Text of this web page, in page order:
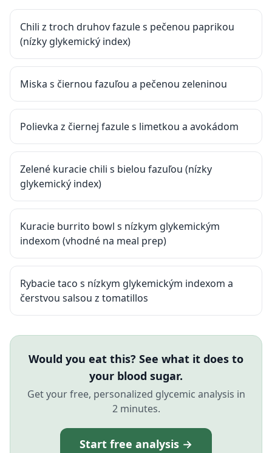
Chili z troch druhov fazule s pečenou paprikou
(nízky glykemický index)
Miska s čiernou fazuľou a pečenou zeleninou
Polievka z čiernej fazule s limetkou a avokádom
Zelené kuracie chili s bielou fazuľou (nízky
glykemický index)
Kuracie burrito bowl s nízkym glykemickým
indexom (vhodné na meal prep)
Rybacie taco s nízkym glykemickým indexom a
čerstvou salsou z tomatillos
Would you eat this? See what it does to
your blood sugar.
Get your free, personalized glycemic analysis in
2 minutes.
Start free analysis →